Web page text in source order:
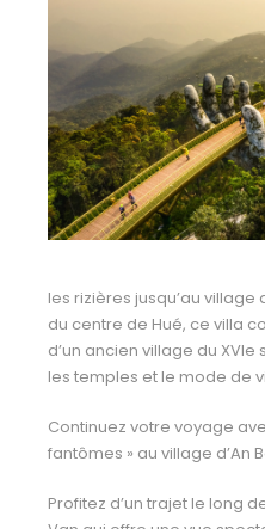
les rizières jusqu’au village
du centre de Hué, ce villa
d’un ancien village du
les temples et le mode de
Continuez votre voyage
fantômes » au village d’An
Profitez d’un trajet le long